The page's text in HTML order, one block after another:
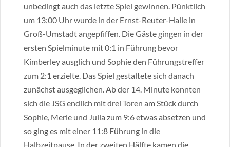
unbedingt auch das letzte Spiel gewinnen. Pünktlich
um 13:00 Uhr wurde in der Ernst-Reuter-Halle in
Groß-Umstadt angepfiffen. Die Gäste gingen in der
ersten Spielminute mit 0:1 in Führung bevor
Kimberley ausglich und Sophie den Führungstreffer
zum 2:1 erzielte. Das Spiel gestaltete sich danach
zunächst ausgeglichen. Ab der 14. Minute konnten
sich die JSG endlich mit drei Toren am Stück durch
Sophie, Merle und Julia zum 9:6 etwas absetzen und
so ging es mit einer 11:8 Führung in die
Halbzeitpause. In der zweiten Hälfte kamen die